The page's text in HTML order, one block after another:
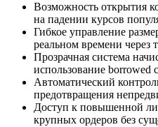
Возможность открытия
на падении курсов
Гибкое управление
реальном времени через
Прозрачная система
использование borrowed
Автоматический
предотвращения
Доступ к повышенной
крупных ордеров без